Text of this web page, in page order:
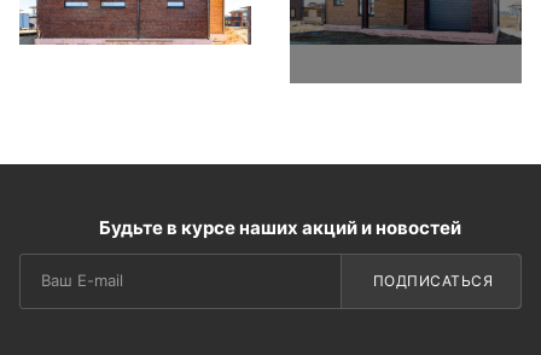
Будьте в курсе наших акций и новостей
ПОДПИСАТЬСЯ